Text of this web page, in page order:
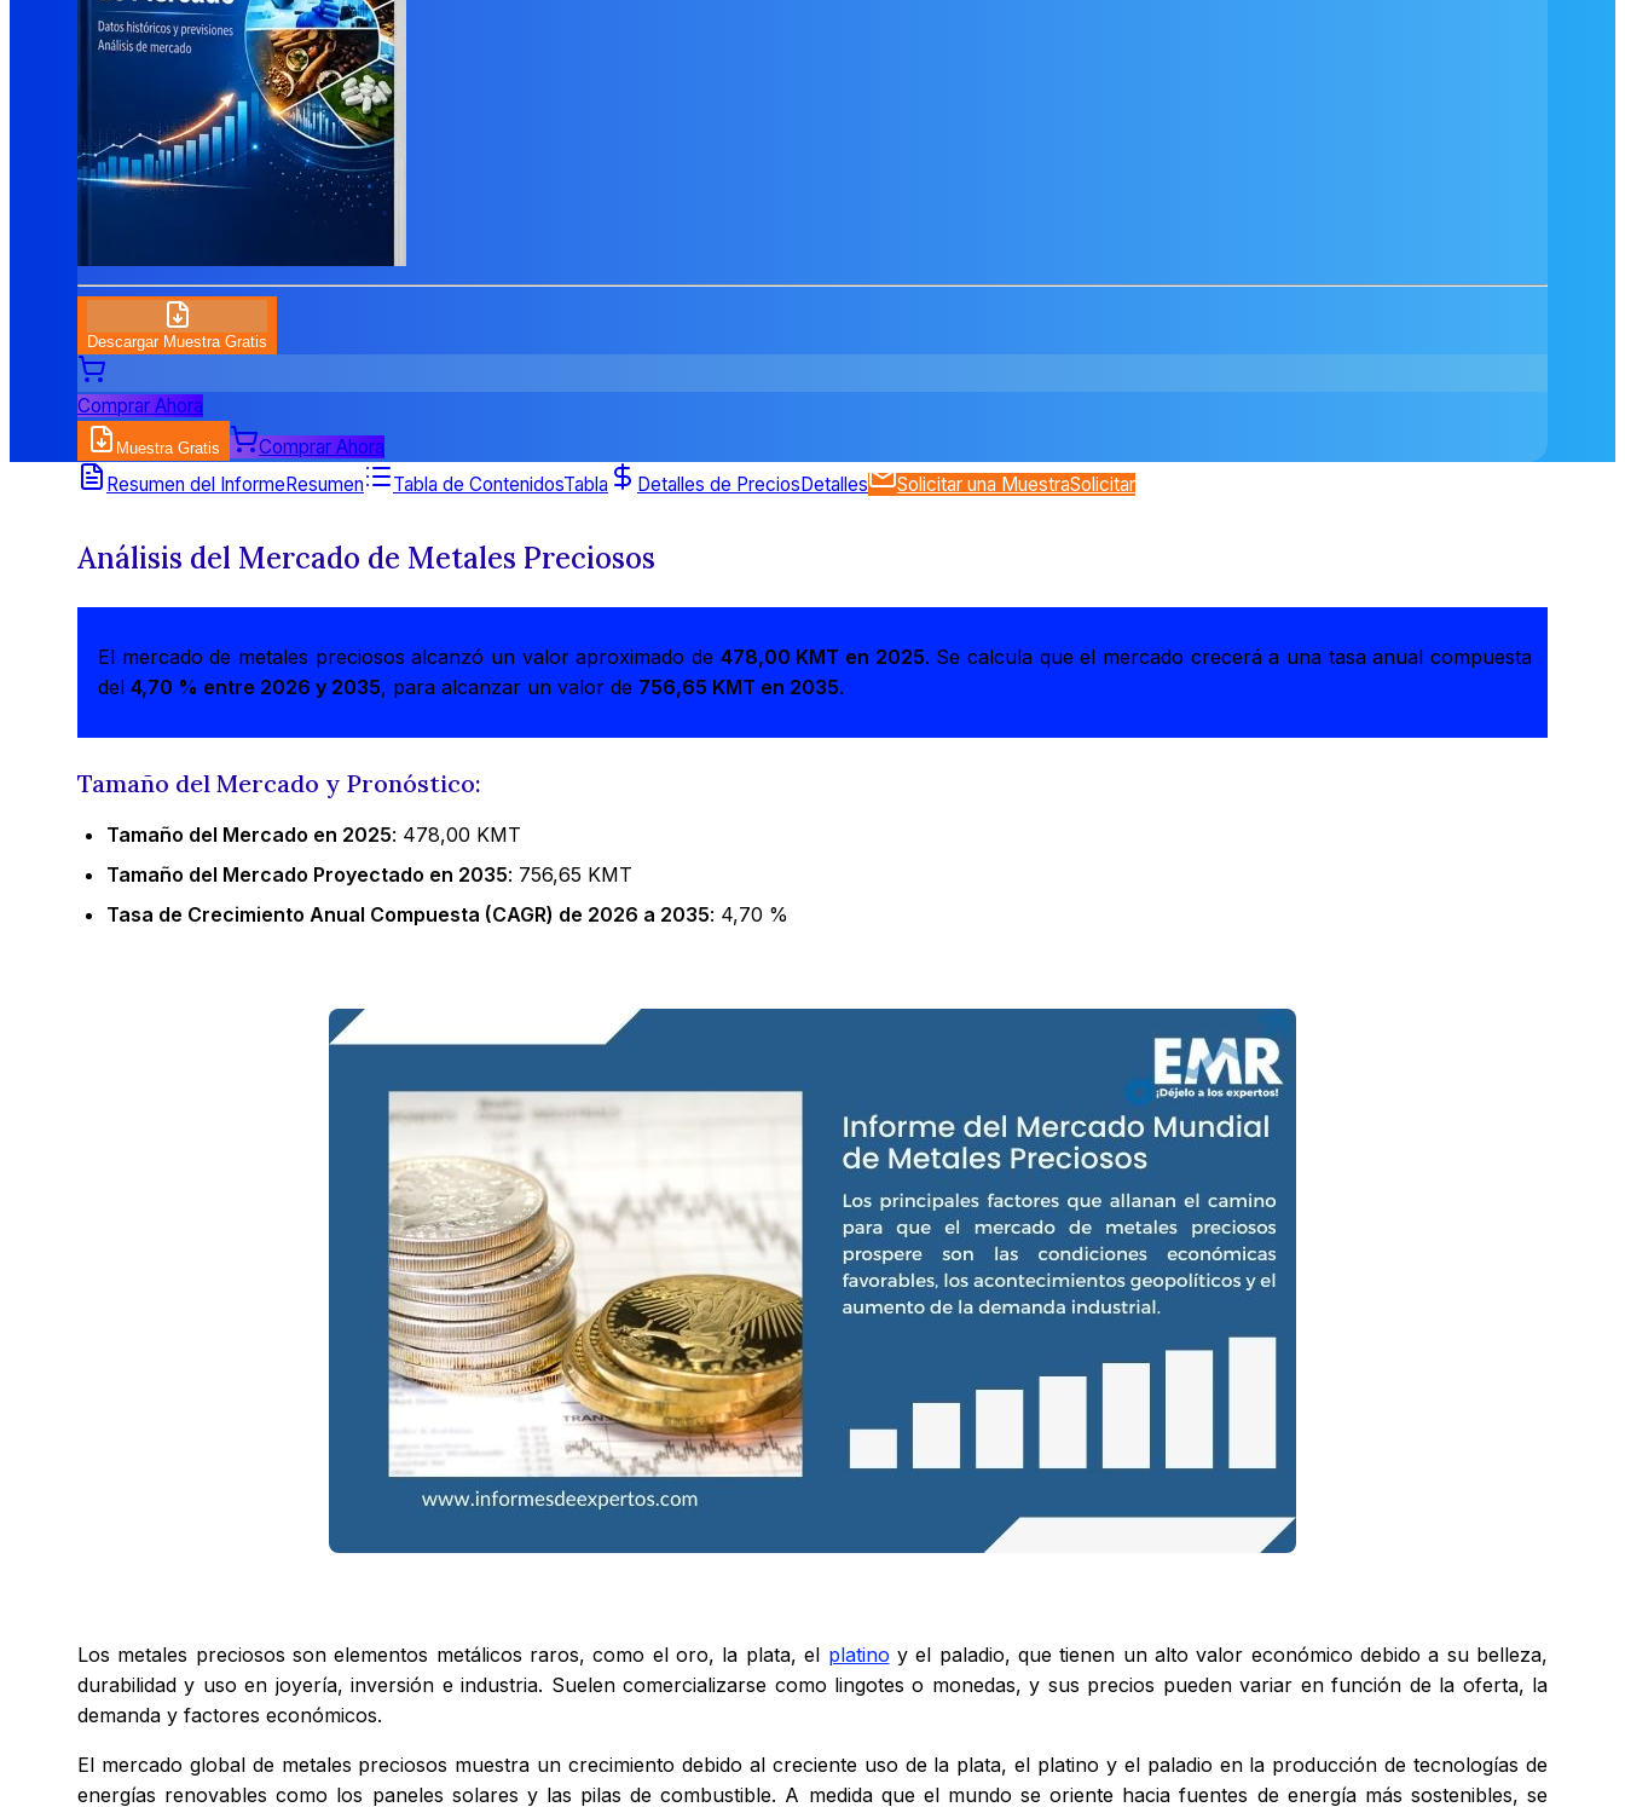
Descargar Muestra Gratis
Comprar Ahora
Muestra Gratis
Comprar Ahora
Resumen del InformeResumen Tabla de ContenidosTabla Detalles de PreciosDetalles Solicitar una MuestraSolicitar
Análisis del Mercado de Metales Preciosos
El mercado de metales preciosos alcanzó un valor aproximado de 478,00 KMT en 2025. Se calcula que el mercado crecerá a una tasa anual compuesta
del4,70 % entre 2026 y 2035, para alcanzar un valor de 756,65 KMT en 2035.
Tamaño del Mercado y Pronóstico:
Tamaño del Mercado en 2025: 478,00 KMT
Tamaño del Mercado Proyectado en 2035: 756,65 KMT
Tasa de Crecimiento Anual Compuesta (CAGR) de 2026 a 2035: 4,70 %
Los metales preciosos son elementos metálicos raros, como el oro, la plata, el platino y el paladio, que tienen un alto valor económico debido a su belleza,
durabilidad y uso en joyería, inversión e industria. Suelen comercializarse como lingotes o monedas, y sus precios pueden variar en función de la oferta, la
demanda y factores económicos.
El mercado global de metales preciosos muestra un crecimiento debido al creciente uso de la plata, el platino y el paladio en la producción de tecnologías de
energías renovables como los paneles solares y las pilas de combustible. A medida que el mundo se oriente hacia fuentes de energía más sostenibles, se